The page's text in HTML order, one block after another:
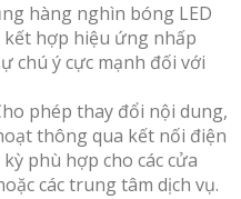
hàng nghìn bóng LED
kết hợp hiệu ứng nhấp
chú ý cực mạnh đối với
phép thay đổi nội dung,
thông qua kết nối điện
phù hợp cho các cửa
các trung tâm dịch vụ.